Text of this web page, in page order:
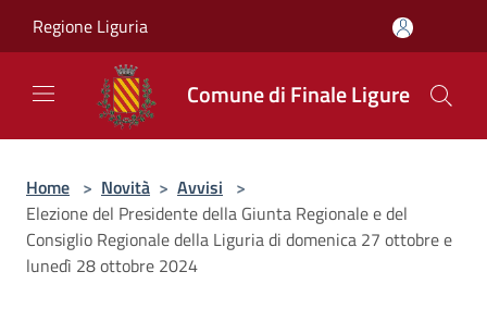
Regione Liguria
Comune di Finale Ligure
Home > Novità > Avvisi >
Elezione del Presidente della Giunta Regionale e del
Consiglio Regionale della Liguria di domenica 27 ottobre e
lunedì 28 ottobre 2024